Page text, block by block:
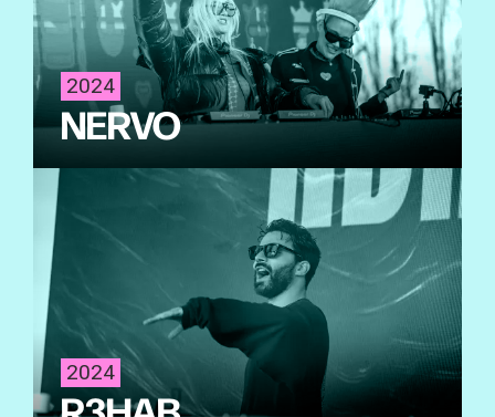
2024
NERVO
2024